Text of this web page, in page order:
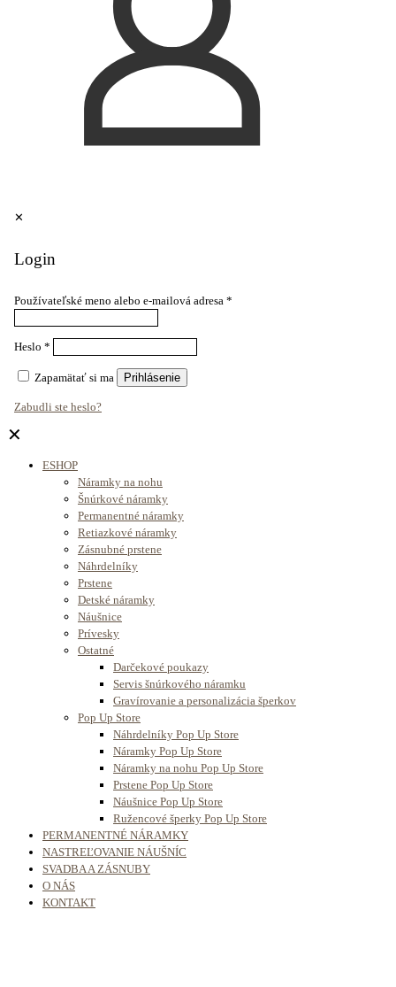
✕
Login
Používateľské meno alebo e-mailová adresa *
Heslo *
Zapamätať si ma Prihlásenie
Zabudli ste heslo?
✕
ESHOP
Náramky na nohu
Šnúrkové náramky
Permanentné náramky
Retiazkové náramky
Zásnubné prstene
Náhrdelníky
Prstene
Detské náramky
Náušnice
Prívesky
Ostatné
Darčekové poukazy
Servis šnúrkového náramku
Gravírovanie a personalizácia šperkov
Pop Up Store
Náhrdelníky Pop Up Store
Náramky Pop Up Store
Náramky na nohu Pop Up Store
Prstene Pop Up Store
Náušnice Pop Up Store
Ružencové šperky Pop Up Store
PERMANENTNÉ NÁRAMKY
NASTREĽOVANIE NÁUŠNÍC
SVADBA A ZÁSNUBY
O NÁS
KONTAKT